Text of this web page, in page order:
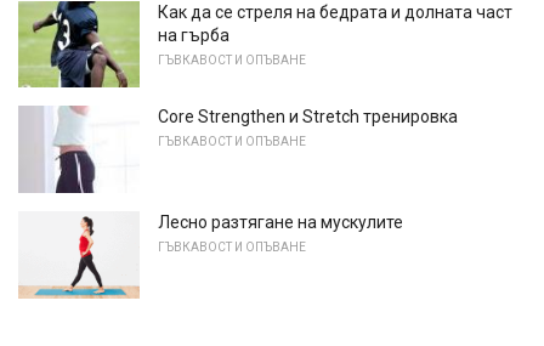
Как да се стреля на бедрата и долната част
на гърба
ГЪВКАВОСТ И ОПЪВАНЕ
Core Strengthen и Stretch тренировка
ГЪВКАВОСТ И ОПЪВАНЕ
Лесно разтягане на мускулите
ГЪВКАВОСТ И ОПЪВАНЕ